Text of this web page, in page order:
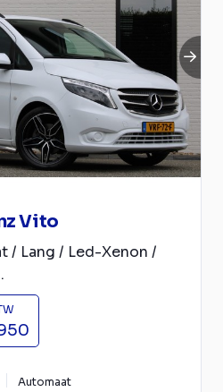
Vito
/ Lang / Led-Xenon /
Automaat